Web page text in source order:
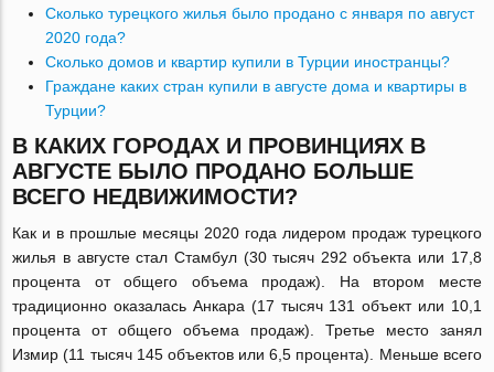
Сколько турецкого жилья было продано с января по август
2020 года?
Сколько домов и квартир купили в Турции иностранцы?
Граждане каких стран купили в августе дома и квартиры в
Турции?
В КАКИХ ГОРОДАХ И ПРОВИНЦИЯХ В
АВГУСТЕ БЫЛО ПРОДАНО БОЛЬШЕ
ВСЕГО НЕДВИЖИМОСТИ?
Как и в прошлые месяцы 2020 года лидером продаж турецкого
жилья в августе стал Стамбул (30 тысяч 292 объекта или 17,8
процента от общего объема продаж). На втором месте
традиционно оказалась Анкара (17 тысяч 131 объект или 10,1
процента от общего объема продаж). Третье место занял
Измир (11 тысяч 145 объектов или 6,5 процента). Меньше всего